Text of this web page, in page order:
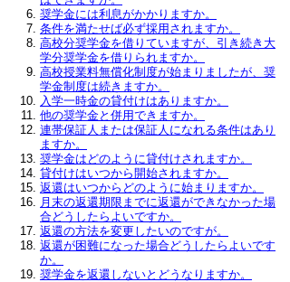
奨学金には利息がかかりますか。
条件を満たせば必ず採用されますか。
高校分奨学金を借りていますが、引き続き大
学分奨学金を借りられますか。
高校授業料無償化制度が始まりましたが、奨
学金制度は続きますか。
入学一時金の貸付けはありますか。
他の奨学金と併用できますか。
連帯保証人または保証人になれる条件はあり
ますか。
奨学金はどのように貸付けされますか。
貸付けはいつから開始されますか。
返還はいつからどのように始まりますか。
月末の返還期限までに返還ができなかった場
合どうしたらよいですか。
返還の方法を変更したいのですが。
返還が困難になった場合どうしたらよいです
か。
奨学金を返還しないとどうなりますか。